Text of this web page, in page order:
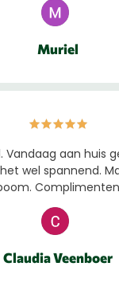
Muriel
Vandaag aan huis
wel spannend.
Claudia Veenboer